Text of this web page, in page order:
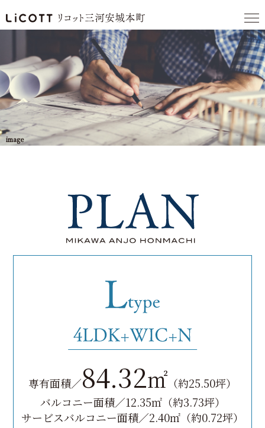
image
専有面積／84.32㎡ （約25.50坪）
バルコニー面積／12.35㎡（約3.73坪）
サービスバルコニー面積／2.40㎡（約0.72坪）